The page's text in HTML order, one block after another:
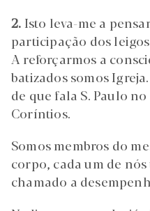
2. Isto leva-me a
participação dos
A reforçarmos a
batizados somos
de que fala S. Paulo
Coríntios.
Somos membros do
corpo, cada um de
chamado a